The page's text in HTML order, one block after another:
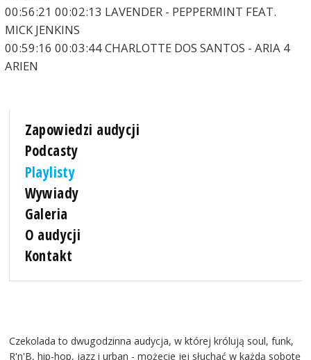
00:56:21 00:02:13 LAVENDER - PEPPERMINT FEAT.
MICK JENKINS
00:59:16 00:03:44 CHARLOTTE DOS SANTOS - ARIA 4
ARIEN
Zapowiedzi audycji
Podcasty
Playlisty
Wywiady
Galeria
O audycji
Kontakt
Czekolada to dwugodzinna audycja, w której królują soul, funk,
R'n'B, hip-hop, jazz i urban - możecie jej słuchać w każdą sobotę